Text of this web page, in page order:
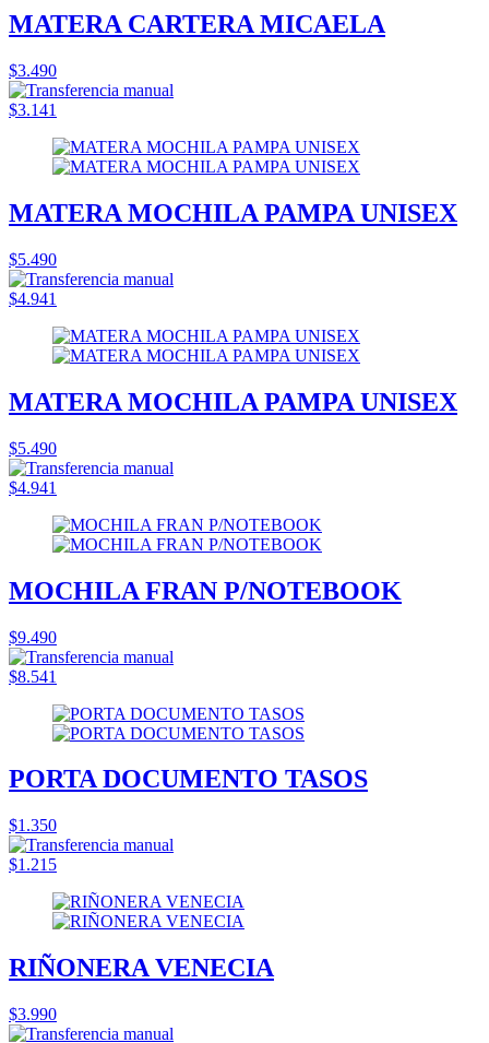
MATERA CARTERA MICAELA
$3.490
$3.141
MATERA MOCHILA PAMPA UNISEX
$5.490
$4.941
MATERA MOCHILA PAMPA UNISEX
$5.490
$4.941
MOCHILA FRAN P/NOTEBOOK
$9.490
$8.541
PORTA DOCUMENTO TASOS
$1.350
$1.215
RIÑONERA VENECIA
$3.990